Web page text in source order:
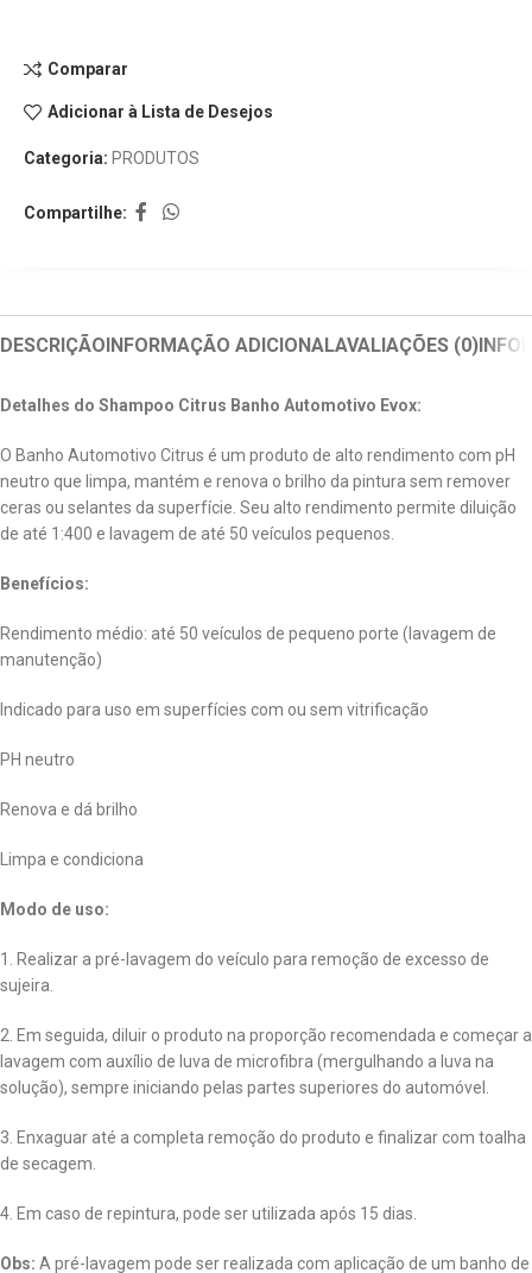
Comparar
Adicionar à Lista de Desejos
Categoria: PRODUTOS
Compartilhe:
DESCRIÇÃOINFORMAÇÃO ADICIONALAVALIAÇÕES (0)
Detalhes do Shampoo Citrus Banho Automotivo Evox:
O Banho Automotivo Citrus é um produto de alto rendimento com pH
neutro que limpa, mantém e renova o brilho da pintura sem remover
ceras ou selantes da superfície. Seu alto rendimento permite diluição
de até 1:400 e lavagem de até 50 veículos pequenos.
Benefícios:
Rendimento médio: até 50 veículos de pequeno porte (lavagem de
manutenção)
Indicado para uso em superfícies com ou sem vitrificação
PH neutro
Renova e dá brilho
Limpa e condiciona
Modo de uso:
1. Realizar a pré-lavagem do veículo para remoção de excesso de
sujeira.
2. Em seguida, diluir o produto na proporção recomendada e começar a
lavagem com auxílio de luva de microfibra (mergulhando a luva na
solução), sempre iniciando pelas partes superiores do automóvel.
3. Enxaguar até a completa remoção do produto e finalizar com toalha
de secagem.
4. Em caso de repintura, pode ser utilizada após 15 dias.
Obs: A pré-lavagem pode ser realizada com aplicação de um banho de